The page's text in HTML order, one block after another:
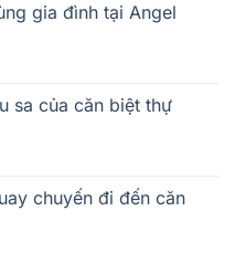
gia đình tại Angel
sa của căn biệt thự
chuyến đi đến căn